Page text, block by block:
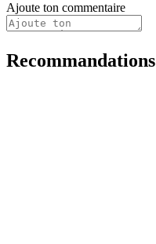
Ajoute ton commentaire
Recommandations